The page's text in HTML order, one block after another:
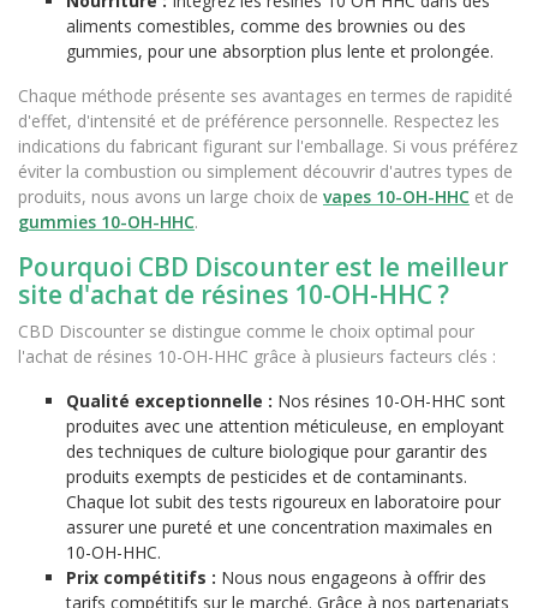
aliments comestibles, comme des brownies ou des
gummies, pour une absorption plus lente et prolongée.
Chaque méthode présente ses avantages en termes de rapidité
d'effet, d'intensité et de préférence personnelle. Respectez les
indications du fabricant figurant sur l'emballage. Si vous préférez
éviter la combustion ou simplement découvrir d'autres types de
produits, nous avons un large choix de vapes 10-OH-HHC et de
gummies 10-OH-HHC.
Pourquoi CBD Discounter est le meilleur
site d'achat de résines 10-OH-HHC ?
CBD Discounter se distingue comme le choix optimal pour
l'achat de résines 10-OH-HHC grâce à plusieurs facteurs clés :
Qualité exceptionnelle : Nos résines 10-OH-HHC sont
produites avec une attention méticuleuse, en employant
des techniques de culture biologique pour garantir des
produits exempts de pesticides et de contaminants.
Chaque lot subit des tests rigoureux en laboratoire pour
assurer une pureté et une concentration maximales en
10-OH-HHC.
Prix compétitifs : Nous nous engageons à offrir des
tarifs compétitifs sur le marché. Grâce à nos partenariats